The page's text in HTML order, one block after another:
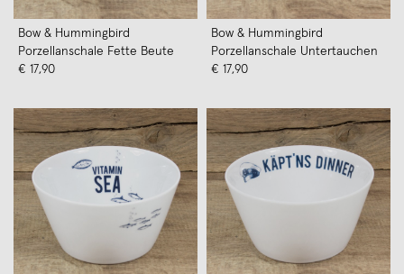
Bow & Hummingbird
Porzellanschale Fette Beute
€ 17,90
Bow & Hummingbird
Porzellanschale Untertauchen
€ 17,90